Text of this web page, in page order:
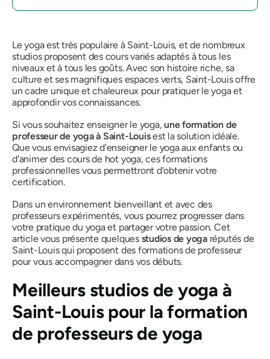
Le yoga est très populaire à Saint-Louis, et de nombreux
studios proposent des cours variés adaptés à tous les
niveaux et à tous les goûts. Avec son histoire riche, sa
culture et ses magnifiques espaces verts, Saint-Louis offre
un cadre unique et chaleureux pour pratiquer le yoga et
approfondir vos connaissances.
Si vous souhaitez enseigner le yoga,une formation de
professeur de yoga à Saint-Louisest la solution idéale.
Que vous envisagiez d'enseigner le yoga aux enfants ou
d'animer des cours de hot yoga, ces formations
professionnelles vous permettront d'obtenir votre
certification.
Dans un environnement bienveillant et avec des
professeurs expérimentés, vous pourrez progresser dans
votre pratique du yoga et partager votre passion. Cet
article vous présente quelques studios de yogaréputés de
Saint-Louis qui proposent des formations de professeur
pour vous accompagner dans vos débuts.
Meilleurs studios de yoga à
Saint-Louis pour la formation
de professeurs de yoga